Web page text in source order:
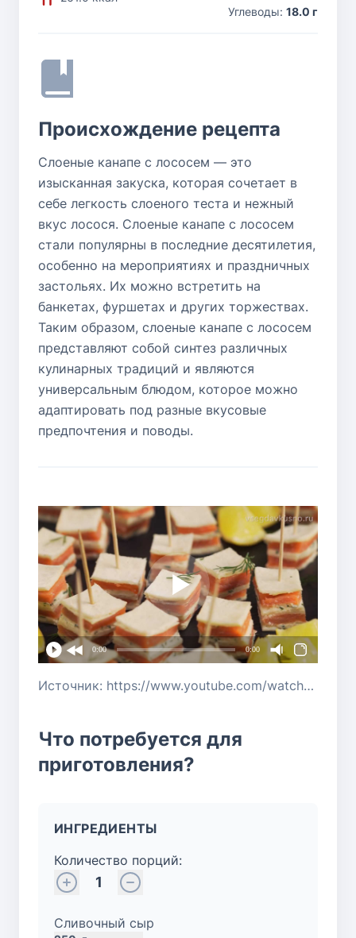
Углеводы: 18.0 г
Происхождение рецепта
Слоеные канапе с лососем — это
изысканная закуска, которая сочетает в
себе легкость слоеного теста и нежный
вкус лосося. Слоеные канапе с лососем
стали популярны в последние десятилетия,
особенно на мероприятиях и праздничных
застольях. Их можно встретить на
банкетах, фуршетах и других торжествах.
Таким образом, слоеные канапе с лососем
представляют собой синтез различных
кулинарных традиций и являются
универсальным блюдом, которое можно
адаптировать под разные вкусовые
предпочтения и поводы.
0:00 0:00
Источник: https://www.youtube.com/watch?v=Beo74jZkKC0
Что потребуется для
приготовления?
ИНГРЕДИЕНТЫ
Количество порций:
1
Сливочный сыр